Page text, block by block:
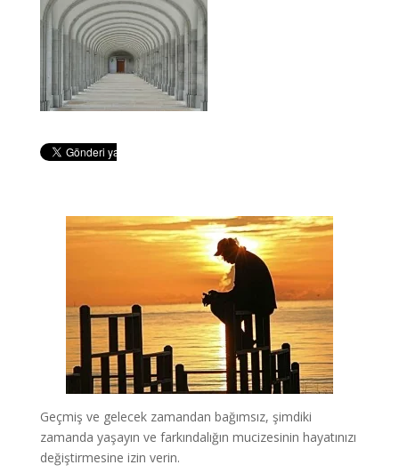
Geçmiş ve gelecek zamandan bağımsız, şimdiki
zamanda yaşayın ve farkındalığın mucizesinin hayatınızı
değiştirmesine izin verin.